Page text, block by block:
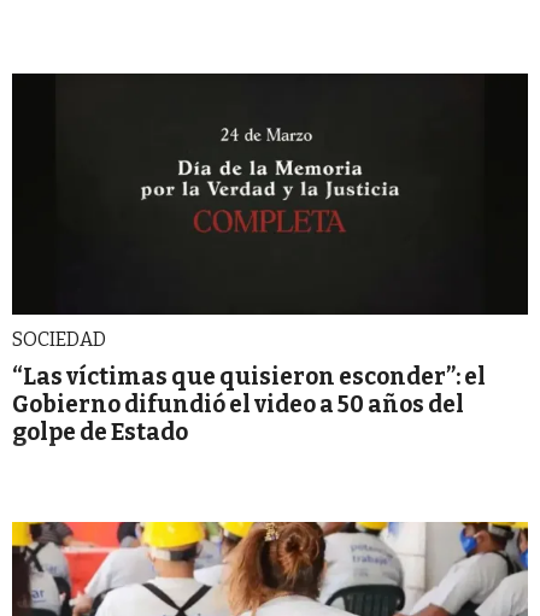
SOCIEDAD
“Las víctimas que quisieron esconder”: el
Gobierno difundió el video a 50 años del
golpe de Estado